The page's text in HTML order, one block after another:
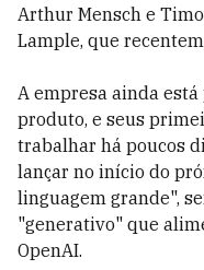
Arthur Mensch e
Lample, que
A empresa ainda
produto, e seus
trabalhar há poucos
lançar no início do
linguagem grande",
"generativo" que
OpenAI.